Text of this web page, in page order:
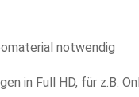
notwendig
in Full HD, für z.B.